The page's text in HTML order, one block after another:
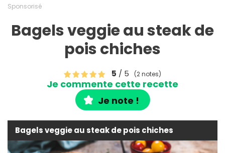
Sponsorisé
Bagels veggie au steak de
pois chiches
5 / 5 (2 notes)
Je commente cette recette
Je note !
Bagels veggie au steak de pois chiches